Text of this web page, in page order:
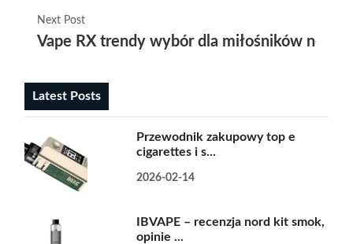
Next Post
Vape RX trendy wybór dla miłośników
Latest Posts
Przewodnik zakupowy top e
cigarettes i s...
2026-02-14
IBVAPE – recenzja nord kit smok,
opinie ...